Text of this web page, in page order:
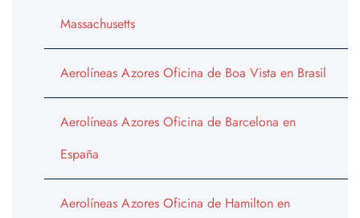
Massachusetts
Aerolíneas Azores Oficina de Boa Vista en Brasil
Aerolíneas Azores Oficina de Barcelona en
España
Aerolíneas Azores Oficina de Hamilton en